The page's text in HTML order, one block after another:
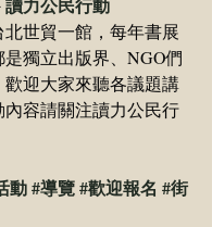
北世貿一館，每年書展
獨立出版界、NGO們
迎大家來聽各議題講
內容請關注讀力公民行
動#導覽#歡迎報名 #街